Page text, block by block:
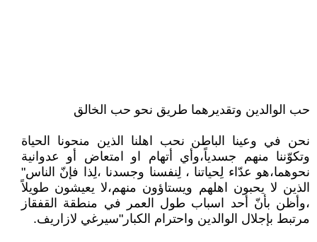
حب الوالدين وتقديرهما طريق نحو حب الخالق
نحن في وعينا الباطن نحب اهلنا الذين منحونا الحياة
وتكوّننا منهم جسدياً،وأي أتهام او امتعاض أو عدوانية
نحوهما،هو عدّاء لِحياتنا ، لِنفسنا وجسدنا ،لِذا فإنّ الناس"
الذين لا يحبون اهلهم ويستاؤون منهم،لا يعيشون طويلاً
،وأظن بأنّ أحد اسباب طول العمر في منطقة القفقاز
مرتبط بإجلال الوالدين واحترام الكبار"سيرغي لازاريف.